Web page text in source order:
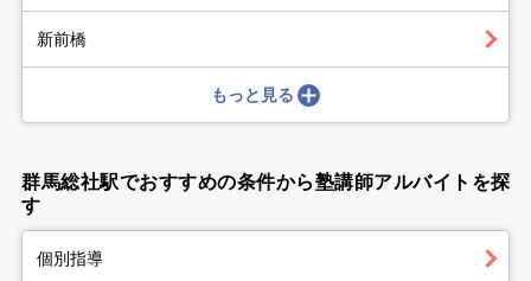
新前橋
もっと見る
群馬総社駅でおすすめの条件から塾講師アルバイトを探
す
個別指導